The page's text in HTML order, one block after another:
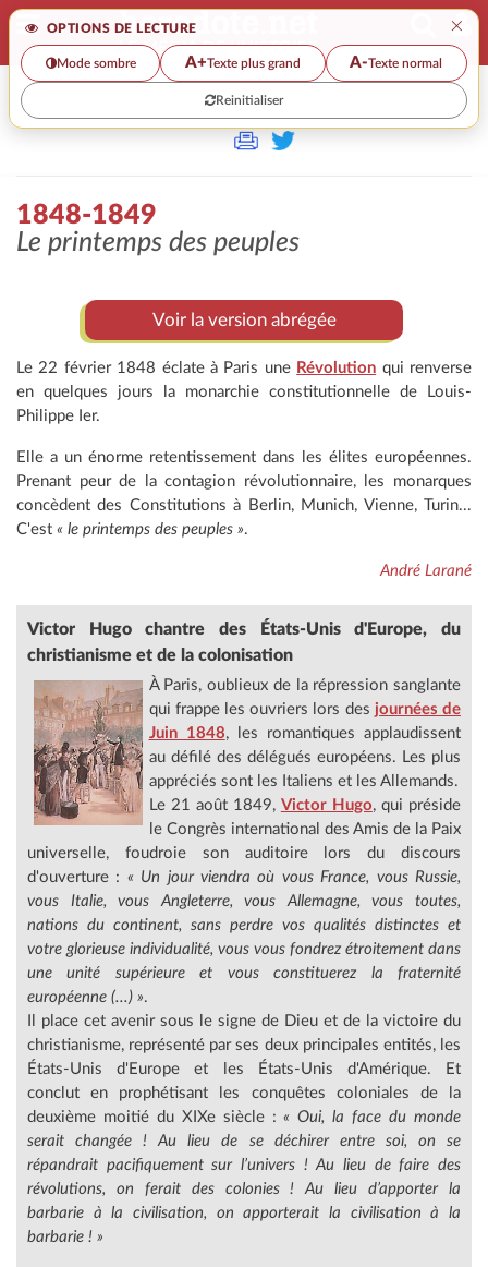
OPTIONS DE LECTURE ×
Mode sombre A+Texte plus grand A-Texte normal
Reinitialiser
>
1848-1849
Le printemps des peuples
Voir la version abrégée
Le 22 février 1848 éclate à Paris une Révolution qui renverse
en quelques jours la monarchie constitutionnelle de Louis-
Philippe Ier.
Elle a un énorme retentissement dans les élites européennes.
Prenant peur de la contagion révolutionnaire, les monarques
concèdent des Constitutions à Berlin, Munich, Vienne, Turin...
C'est « le printemps des peuples ».
André Larané
Victor
Hugo chantre des États-Unis d'Europe, du
christianisme et de la colonisation
À Paris, oublieux de la répression sanglante
qui frappe les ouvriers lors des journées de
Juin 1848, les romantiques applaudissent
au défilé des délégués européens. Les plus
appréciés sont les Italiens et les Allemands.
Le 21 août 1849, Victor Hugo, qui préside
le Congrès international des Amis de la Paix
universelle, foudroie son auditoire lors du discours
d'ouverture : « Un jour viendra où vous France, vous Russie,
vous Italie, vous Angleterre, vous Allemagne, vous toutes,
nations du continent, sans perdre vos qualités distinctes et
votre glorieuse individualité, vous vous fondrez étroitement dans
une unité supérieure et vous constituerez la fraternité
européenne (...) ».
Il place cet avenir sous le signe de Dieu et de la victoire du
christianisme, représenté par ses deux principales entités, les
États-Unis d'Europe et les États-Unis d'Amérique. Et
conclut en prophétisant les conquêtes coloniales de la
deuxième moitié du XIXe siècle :« Oui, la face du monde
serait changée ! Au lieu de se déchirer entre soi, on se
répandrait pacifiquement sur l’univers ! Au lieu de faire des
révolutions, on ferait des colonies ! Au lieu d’apporter la
barbarie à la civilisation, on apporterait la civilisation à la
barbarie ! »